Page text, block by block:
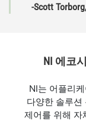
-Scott
NI 에코
NI는 어플리
다양한 솔루션
제어를 위해 자